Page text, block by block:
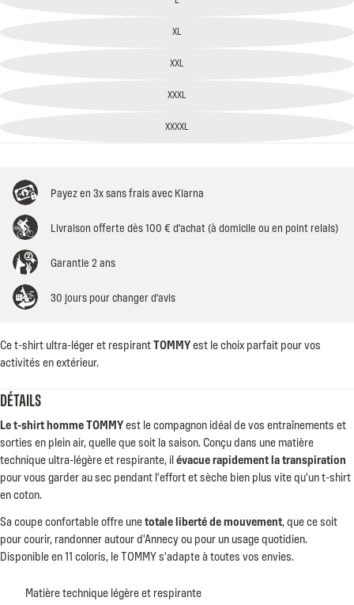
XL
XXL
XXXL
XXXXL
Payez en 3x sans frais avec Klarna
Livraison offerte dès 100 € d'achat (à domicile ou en point relais)
Garantie 2 ans
30 jours pour changer d'avis
Ce t-shirt ultra-léger et respirantTOMMYest le choix parfait pour vos
activités en extérieur.
DÉTAILS
Le t-shirt homme TOMMYest le compagnon idéal de vos entraînements et
sorties en plein air, quelle que soit la saison. Conçu dans une matière
technique ultra-légère et respirante, ilévacue rapidement la transpiration
pour vous garder au sec pendant l'effort et sèche bien plus vite qu'un t-shirt
en coton.
Sa coupe confortable offre unetotale liberté de mouvement, que ce soit
pour courir, randonner autour d'Annecy ou pour un usage quotidien.
Disponible en 11 coloris, le TOMMY s'adapte à toutes vos envies.
Matière technique légère et respirante